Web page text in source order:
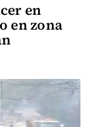
en
en zona